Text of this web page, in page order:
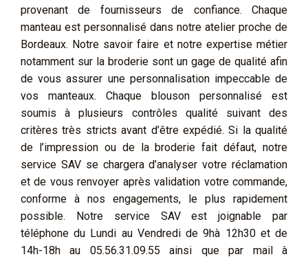
provenant de fournisseurs de confiance. Chaque
manteau est personnalisé dans notre atelier proche de
Bordeaux. Notre savoir faire et notre expertise métier
notamment sur la broderie sont un gage de qualité afin
de vous assurer une personnalisation impeccable de
vos manteaux. Chaque blouson personnalisé est
soumis à plusieurs contrôles qualité suivant des
critères très stricts avant d’être expédié. Si la qualité
de l’impression ou de la broderie fait défaut, notre
service SAV se chargera d’analyser votre réclamation
et de vous renvoyer après validation votre commande,
conforme à nos engagements, le plus rapidement
possible. Notre service SAV est joignable par
téléphone du Lundi au Vendredi de 9hà 12h30 et de
14h-18h au 05.56.31.09.55 ainsi que par mail à